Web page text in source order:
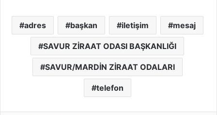
adres başkan iletişim mesaj
SAVUR ZİRAAT ODASI BAŞKANLIĞI
SAVUR/MARDİN ZİRAAT ODALARI
telefon